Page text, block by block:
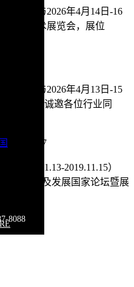
将参与2026年4月14日-16
应用技术展览会，展位
伙...
将参与2026年4月13日-15
馆E02，诚邀各位行业同
...
2020/1/17
2019.11.13-2019.11.15）
器应用及发展国家论坛暨展
8088